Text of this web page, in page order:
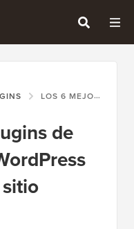
LOS 6 MEJORES PLUGINS DE SEGURIDAD PARA WORDPRESS PARA PROTEGER TU SITIO (COMPARADOS)
de